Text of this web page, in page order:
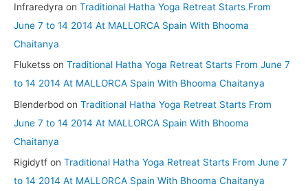
Infraredyra on Traditional Hatha Yoga Retreat Starts From
June 7 to 14 2014 At MALLORCA Spain With Bhooma
Chaitanya
Fluketss on Traditional Hatha Yoga Retreat Starts From June 7
to 14 2014 At MALLORCA Spain With Bhooma Chaitanya
Blenderbod on Traditional Hatha Yoga Retreat Starts From
June 7 to 14 2014 At MALLORCA Spain With Bhooma
Chaitanya
Rigidytf on Traditional Hatha Yoga Retreat Starts From June 7
to 14 2014 At MALLORCA Spain With Bhooma Chaitanya